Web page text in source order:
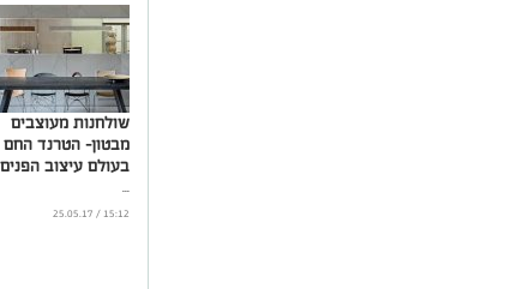
שולחנות מעוצבים
מבטון- הטרנד החם
בעולם עיצוב הפנים
...
15:12 / 25.05.17